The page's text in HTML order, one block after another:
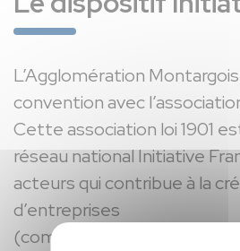
L’Agglomération
convention avec
Cette association loi 1901
réseau national Initiative
acteurs qui contribue à la
d’entreprises
(commerces/artisanat/